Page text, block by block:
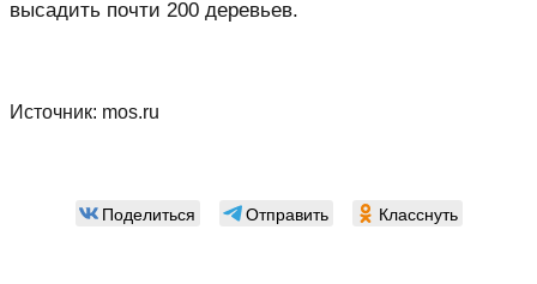
высадить почти 200 деревьев.
Источник: mos.ru
Поделиться Отправить Класснуть